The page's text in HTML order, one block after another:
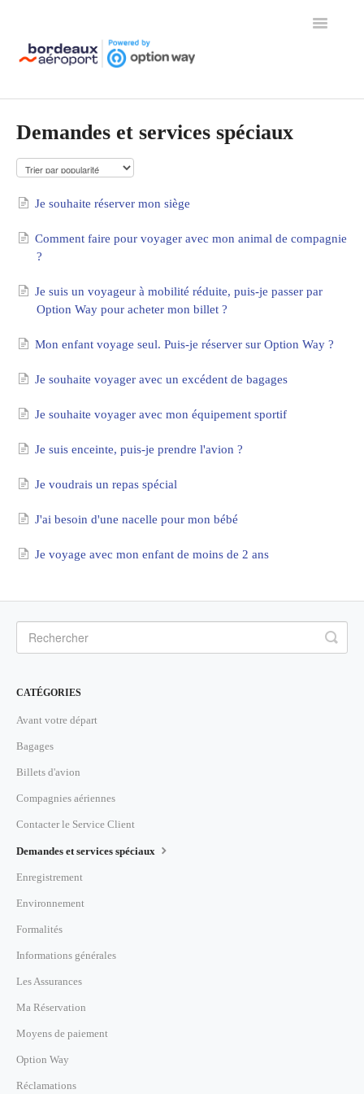
Toggle
Page d'accueil de l'aide
Demandes et services spéciaux
Je souhaite réserver mon siège
Comment faire pour voyager avec mon animal de compagnie
?
Je suis un voyageur à mobilité réduite, puis-je passer par
Option Way pour acheter mon billet ?
Mon enfant voyage seul. Puis-je réserver sur Option Way ?
Je souhaite voyager avec un excédent de bagages
Je souhaite voyager avec mon équipement sportif
Je suis enceinte, puis-je prendre l'avion ?
Je voudrais un repas spécial
J'ai besoin d'une nacelle pour mon bébé
Je voyage avec mon enfant de moins de 2 ans
CATÉGORIES
Avant votre départ
Bagages
Billets d'avion
Compagnies aériennes
Contacter le Service Client
Demandes et services spéciaux
Enregistrement
Environnement
Formalités
Informations générales
Les Assurances
Ma Réservation
Moyens de paiement
Option Way
Réclamations